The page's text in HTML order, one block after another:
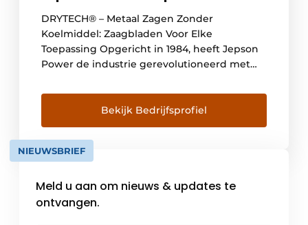
DRYTECH® – Metaal Zagen Zonder
Koelmiddel: Zaagbladen Voor Elke
Toepassing Opgericht in 1984, heeft Jepson
Power de industrie gerevolutioneerd met
hoogwaardige zaagbladen biedt voor de
verwerking van metaal en composieten.
Door voortdurend te investeren in R&D is
het bedrijf een leider geworden in snel,
bramenvrij zagen zonder koelmiddel, met
Bekijk Bedrijfsprofiel
NIEUWSBRIEF
Meld u aan om nieuws & updates te
ontvangen.